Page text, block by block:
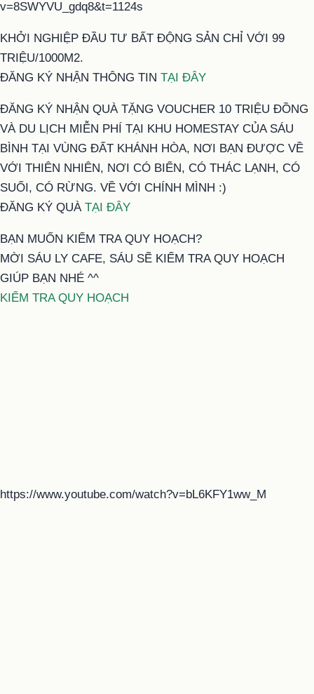
v=8SWYVU_gdq8&t=1124s
KHỞI NGHIỆP ĐẦU TƯ BẤT ĐỘNG SẢN CHỈ VỚI 99
TRIỆU/1000M2.
ĐĂNG KÝ NHẬN THÔNG TIN TẠI ĐÂY
ĐĂNG KÝ NHẬN QUÀ TẶNG VOUCHER 10 TRIỆU ĐỒNG
VÀ DU LỊCH MIỄN PHÍ TẠI KHU HOMESTAY CỦA SÁU
BÌNH TẠI VÙNG ĐẤT KHÁNH HÒA, NƠI BẠN ĐƯỢC VỀ
VỚI THIÊN NHIÊN, NƠI CÓ BIỂN, CÓ THÁC LẠNH, CÓ
SUỐI, CÓ RỪNG. VỀ VỚI CHÍNH MÌNH :)
ĐĂNG KÝ QUÀ TẠI ĐÂY
BẠN MUỐN KIỂM TRA QUY HOẠCH?
MỜI SÁU LY CAFE, SÁU SẼ KIỂM TRA QUY HOẠCH
GIÚP BẠN NHÉ ^^
KIỂM TRA QUY HOẠCH
https://www.youtube.com/watch?v=bL6KFY1ww_M